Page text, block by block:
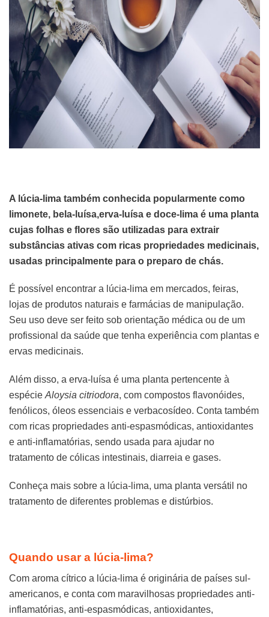
A lúcia-lima também conhecida popularmente como
limonete, bela-luísa,erva-luísa e doce-lima é uma planta
cujas folhas e flores são utilizadas para extrair
substâncias ativas com ricas propriedades medicinais,
usadas principalmente para o preparo de chás.
É possível encontrar a lúcia-lima em mercados, feiras,
lojas de produtos naturais e farmácias de manipulação.
Seu uso deve ser feito sob orientação médica ou de um
profissional da saúde que tenha experiência com plantas e
ervas medicinais.
Além disso, a erva-luísa é uma planta pertencente à
espécie Aloysia citriodora, com compostos flavonóides,
fenólicos, óleos essenciais e verbacosídeo. Conta também
com ricas propriedades anti-espasmódicas, antioxidantes
e anti-inflamatórias, sendo usada para ajudar no
tratamento de cólicas intestinais, diarreia e gases.
Conheça mais sobre a lúcia-lima, uma planta versátil no
tratamento de diferentes problemas e distúrbios.
Quando usar a lúcia-lima?
Com aroma cítrico a lúcia-lima é originária de países sul-
americanos, e conta com maravilhosas propriedades anti-
inflamatórias, anti-espasmódicas, antioxidantes,